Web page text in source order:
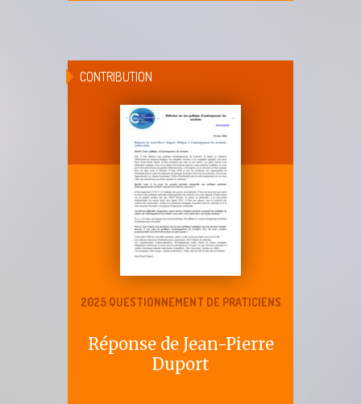
CONTRIBUTION
2025 QUESTIONNEMENT DE PRATICIENS
Réponse de Jean-Pierre
Duport